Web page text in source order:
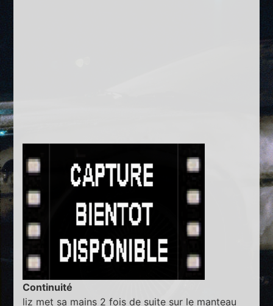
Continuité
liz met sa mains 2 fois de suite sur le manteau